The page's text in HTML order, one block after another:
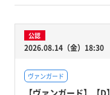
公認
2026.08.14（金）18:30
ヴァンガード